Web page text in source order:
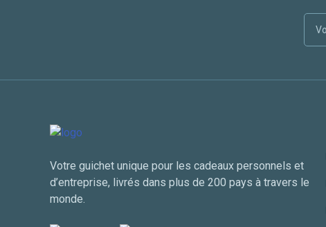
Votre guichet unique pour les cadeaux personnels et
d’entreprise, livrés dans plus de 200 pays à travers le
monde.